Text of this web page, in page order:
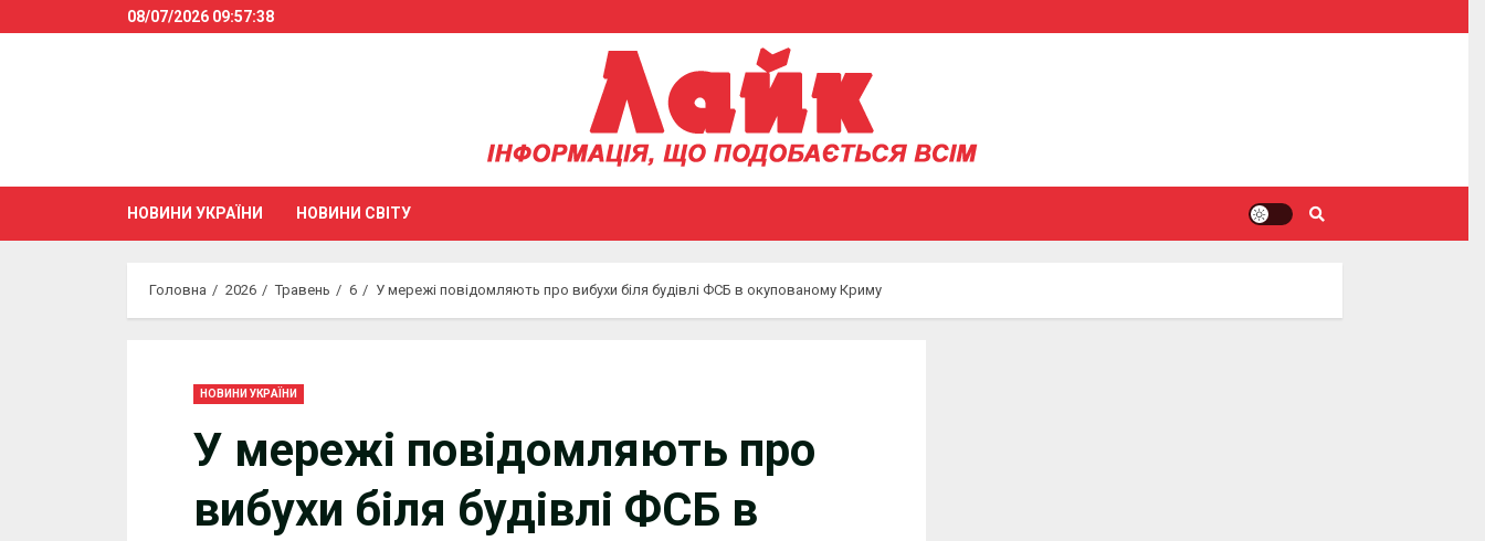
to
08/07/2026 09:57:38
НОВИНИ УКРАЇНИ НОВИНИ СВІТУ
Головна 2026 Травень 6 У мережі повідомляють про вибухи біля будівлі ФСБ в окупованому Криму
НОВИНИ УКРАЇНИ
У мережі повідомляють про
вибухи біля будівлі ФСБ в